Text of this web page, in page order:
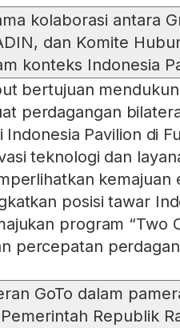
kolaborasi antara
dan Komite
konteks Indonesia
bertujuan
perdagangan
Indonesia Pavilion di
teknologi dan
kemajuan
posisi tawar
program “Two
percepatan
GoTo dalam
Republik